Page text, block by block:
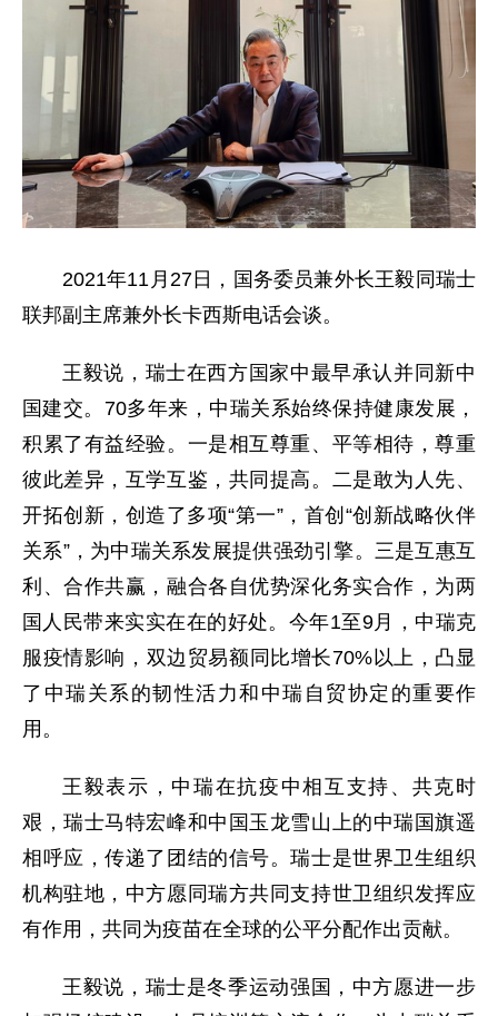
2021年11月27日，国务委员兼外长王毅同瑞士
联邦副主席兼外长卡西斯电话会谈。
王毅说，瑞士在西方国家中最早承认并同新中
国建交。70多年来，中瑞关系始终保持健康发展，
积累了有益经验。一是相互尊重、平等相待，尊重
彼此差异，互学互鉴，共同提高。二是敢为人先、
开拓创新，创造了多项“第一”，首创“创新战略伙伴
关系”，为中瑞关系发展提供强劲引擎。三是互惠互
利、合作共赢，融合各自优势深化务实合作，为两
国人民带来实实在在的好处。今年1至9月，中瑞克
服疫情影响，双边贸易额同比增长70%以上，凸显
了中瑞关系的韧性活力和中瑞自贸协定的重要作
用。
王毅表示，中瑞在抗疫中相互支持、共克时
艰，瑞士马特宏峰和中国玉龙雪山上的中瑞国旗遥
相呼应，传递了团结的信号。瑞士是世界卫生组织
机构驻地，中方愿同瑞方共同支持世卫组织发挥应
有作用，共同为疫苗在全球的公平分配作出贡献。
王毅说，瑞士是冬季运动强国，中方愿进一步